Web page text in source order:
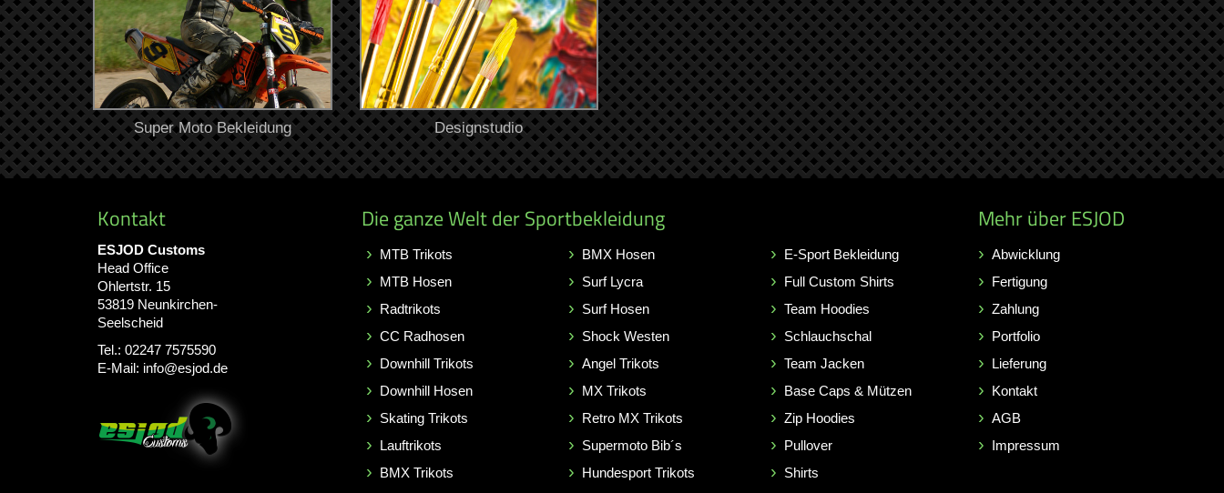
Super Moto Bekleidung Designstudio
Die ganze Welt der Sportbekleidung
MTB Trikots
MTB Hosen
Radtrikots
CC Radhosen
Downhill Trikots
Downhill Hosen
Skating Trikots
Lauftrikots
BMX Trikots
BMX Hosen
Surf Lycra
Surf Hosen
Shock Westen
Angel Trikots
MX Trikots
Retro MX Trikots
Supermoto Bib´s
Hundesport Trikots
E-Sport Bekleidung
Full Custom Shirts
Team Hoodies
Schlauchschal
Team Jacken
Base Caps & Mützen
Zip Hoodies
Pullover
Shirts
Mehr über ESJOD
Abwicklung
Fertigung
Zahlung
Portfolio
Lieferung
Kontakt
AGB
Impressum
Kontakt
ESJOD Customs
Head Office
Ohlertstr. 15
53819 Neunkirchen-
Seelscheid
Tel.: 02247 7575590
E-Mail: info@esjod.de